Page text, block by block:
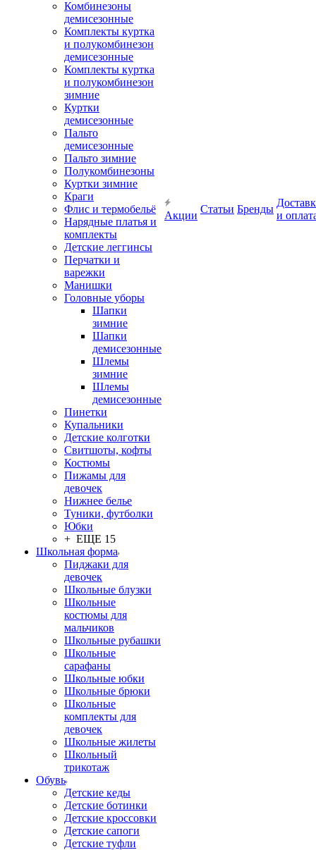
Комбинезоны
демисезонные
Комплекты куртка
и полукомбинезон
демисезонные
Комплекты куртка
и полукомбинезон
зимние
Куртки
демисезонные
Пальто
демисезонные
Пальто зимние
Полукомбинезоны
Куртки зимние
Краги
Флис и термобельё
Нарядные платья и
комплекты
Детские леггинсы
Перчатки и
варежки
Манишки
Головные уборы
Шапки
зимние
Шапки
демисезонные
Шлемы
зимние
Шлемы
демисезонные
Пинетки
Купальники
Детские колготки
Свитшоты, кофты
Костюмы
Пижамы для
девочек
Нижнее белье
Туники, футболки
Юбки
+ ЕЩЕ 15
Школьная форма
Пиджаки для
девочек
Школьные блузки
Школьные
костюмы для
мальчиков
Школьные рубашки
Школьные
сарафаны
Школьные юбки
Школьные брюки
Школьные
комплекты для
девочек
Школьные жилеты
Школьный
трикотаж
Обувь
Детские кеды
Детские ботинки
Детские кроссовки
Детские сапоги
Детские туфли
Акции
Статьи Бренды
и